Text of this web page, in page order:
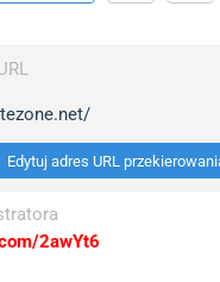
Edytuj adres URL
2awYt6